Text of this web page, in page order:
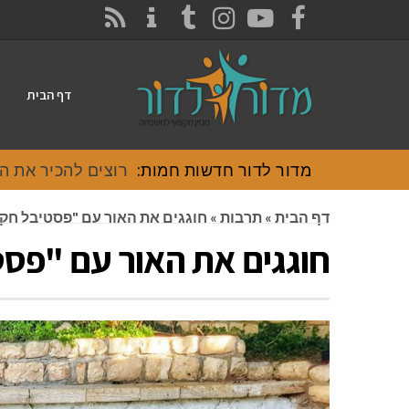
FACEBOOK
YOUTUBE
INSTAGRAM
TUMBLR
דף הבית
מדור לדור חדשות חמות: רוצים להכיר את
דף הבית » תרבות » חוגגים את האור עם "פסטיבל
חוגגים את האור עם